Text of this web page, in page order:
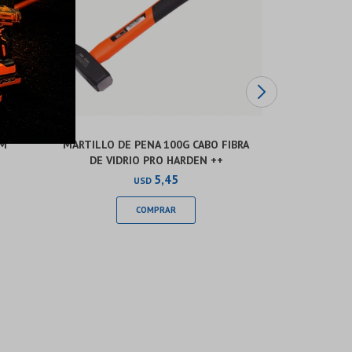
MARTILLO DE PENA 100G CABO FIBRA
DE VIDRIO PRO HARDEN ++
USD 5,45